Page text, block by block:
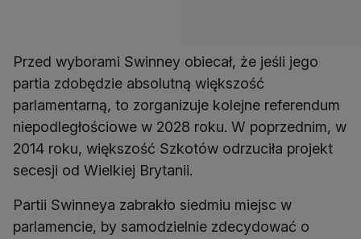
Przed wyborami Swinney obiecał, że jeśli jego
partia zdobędzie absolutną większość
parlamentarną, to zorganizuje kolejne referendum
niepodległościowe w 2028 roku. W poprzednim, w
2014 roku, większość Szkotów odrzuciła projekt
secesji od Wielkiej Brytanii.
Partii Swinneya zabrakło siedmiu miejsc w
parlamencie, by samodzielnie zdecydować o